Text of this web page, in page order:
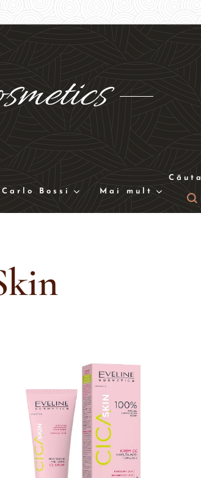
Carlo Bossi Mai mult